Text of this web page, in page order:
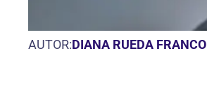
AUTOR:DIANA RUEDA FRANCO